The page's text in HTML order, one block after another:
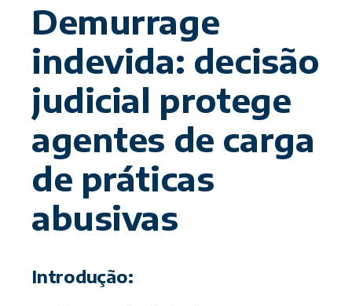
Demurrage
indevida: decisão
judicial protege
agentes de carga
de práticas
abusivas
Introdução: